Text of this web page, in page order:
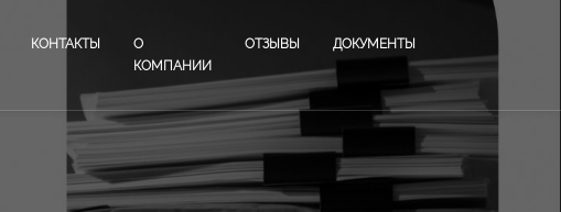
КОНТАКТЫ
О
КОМПАНИИ
ОТЗЫВЫ ДОКУМЕНТЫ